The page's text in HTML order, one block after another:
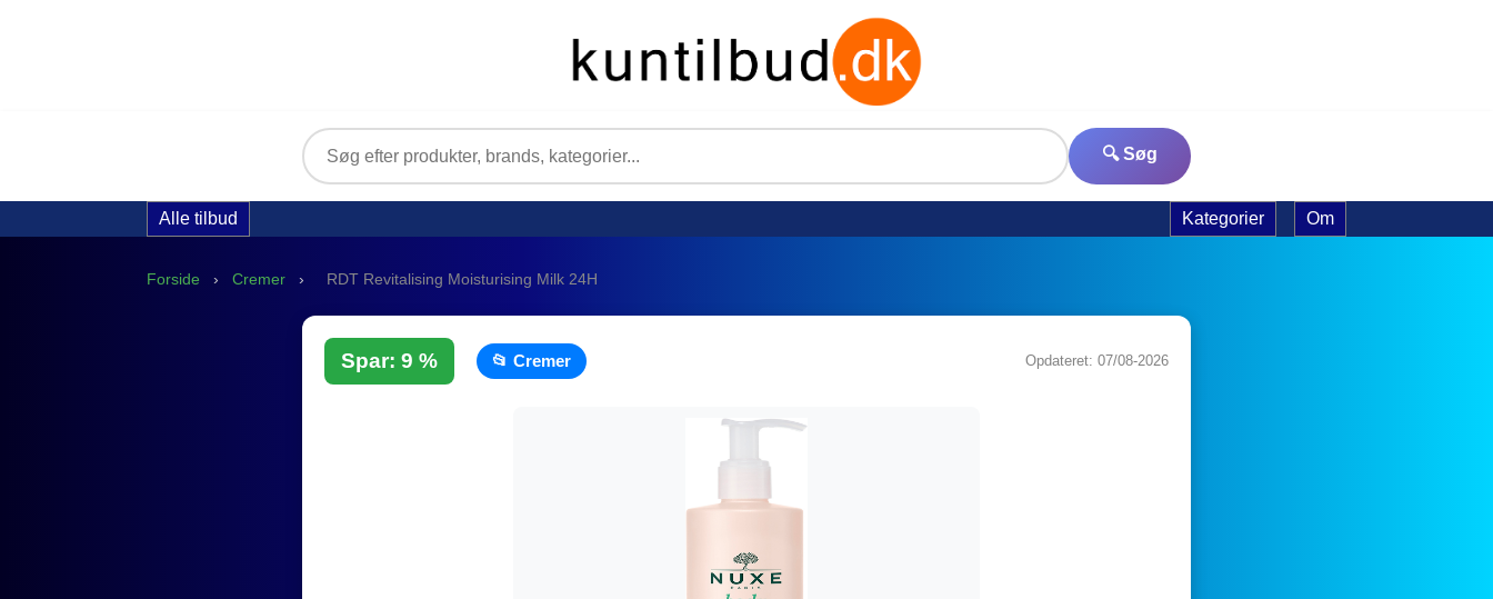
🔍 Søg
Alle tilbud Kategorier Om
Forside › Cremer › RDT Revitalising Moisturising Milk 24H
Spar: 9 % 📂 Cremer Opdateret: 07/08-2026